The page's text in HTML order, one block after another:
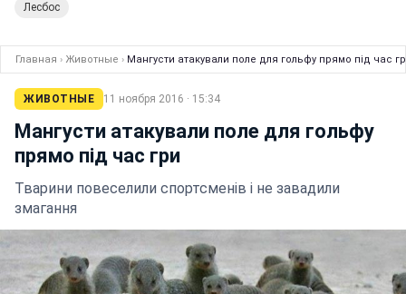
Лесбос
Главная › Животные › Мангусти атакували поле для гольфу прямо під час
ЖИВОТНЫЕ 11 ноября 2016 · 15:34
Мангусти атакували поле для гольфу
прямо під час гри
Тварини повеселили спортсменів і не завадили
змагання